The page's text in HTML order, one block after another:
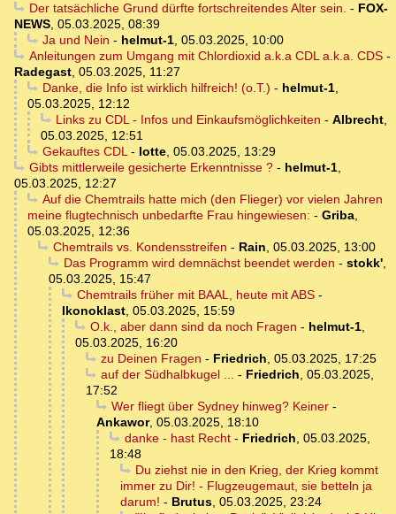
Der tatsächliche Grund dürfte fortschreitendes Alter sein. - FOX-
NEWS, 05.03.2025, 08:39
Ja und Nein - helmut-1, 05.03.2025, 10:00
Anleitungen zum Umgang mit Chlordioxid a.k.a CDL a.k.a. CDS-
Radegast, 05.03.2025, 11:27
Danke, die Info ist wirklich hilfreich! (o.T.) - helmut-1,
05.03.2025, 12:12
Links zu CDL - Infos und Einkaufsmöglichkeiten - Albrecht,
05.03.2025, 12:51
Gekauftes CDL- lotte, 05.03.2025, 13:29
Gibts mittlerweile gesicherte Erkenntnisse ?- helmut-1,
05.03.2025, 12:27
Auf die Chemtrails hatte mich (den Flieger) vor vielen Jahren
meine flugtechnisch unbedarfte Frau hingewiesen: - Griba,
05.03.2025, 12:36
Chemtrails vs. Kondensstreifen - Rain, 05.03.2025, 13:00
Das Programm wird demnächst beendet werden - stokk',
05.03.2025, 15:47
Chemtrails früher mit BAAL, heute mit ABS-
Ikonoklast, 05.03.2025, 15:59
O.k., aber dann sind da noch Fragen - helmut-1,
05.03.2025, 16:20
zu Deinen Fragen - Friedrich, 05.03.2025, 17:25
auf der Südhalbkugel ... - Friedrich, 05.03.2025,
17:52
Wer fliegt über Sydney hinweg? Keiner-
Ankawor, 05.03.2025, 18:10
danke - hast Recht- Friedrich, 05.03.2025,
18:48
Du ziehst nie in den Krieg, der Krieg kommt
immer zu Dir! - Flugzeugemaut, sie betteln ja
darum! - Brutus, 05.03.2025, 23:24